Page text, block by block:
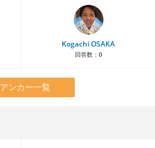
Kogachi OSAKA
回答数： 0
アンカー一覧